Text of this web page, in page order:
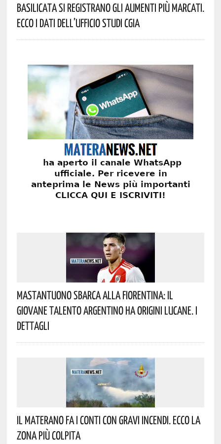
Basilicata Si Registrano Gli Aumenti Più Marcati.
Ecco I Dati Dell’Ufficio Studi CGIA
Mastantuono Sbarca Alla Fiorentina: Il
Giovane Talento Argentino Ha Origini Lucane. I
Dettagli
Il Materano Fa I Conti Con Gravi Incendi. Ecco La
Zona Più Colpita